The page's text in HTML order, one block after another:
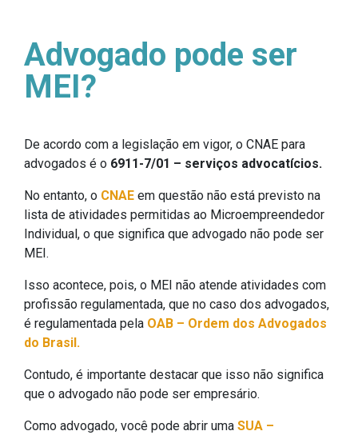
Advogado pode ser
MEI?
De acordo com a legislação em vigor, o CNAE para
advogados é o 6911-7/01 – serviços advocatícios.
No entanto, o CNAE em questão não está previsto na
lista de atividades permitidas ao Microempreendedor
Individual, o que significa que advogado não pode ser
MEI.
Isso acontece, pois, o MEI não atende atividades com
profissão regulamentada, que no caso dos advogados,
é regulamentada pela OAB – Ordem dos Advogados
do Brasil.
Contudo, é importante destacar que isso não significa
que o advogado não pode ser empresário.
Como advogado, você pode abrir uma SUA –